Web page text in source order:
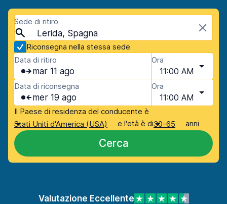
Sede di ritiro
Lerida, Spagna
Riconsegna nella stessa sede
Data di ritiro
mar 11 ago
Ora
11:00 AM
Data di riconsegna
mer 19 ago
Ora
11:00 AM
Il Paese di residenza del conducente è
Stati Uniti d'America (USA)
e l'età è di30-65 anni
Cerca
Valutazione Eccellente